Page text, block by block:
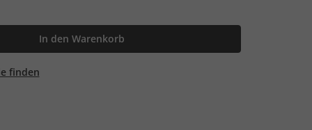
In den Warenkorb
finden